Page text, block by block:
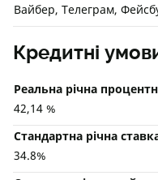
Вайбер, Телеграм,
Кредитні
Реальна річна
42,14 %
Стандартна річна
34.8%